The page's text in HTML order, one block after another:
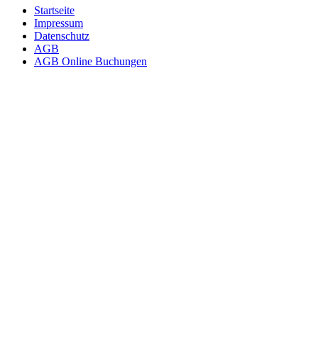
Startseite
Impressum
Datenschutz
AGB
AGB Online Buchungen